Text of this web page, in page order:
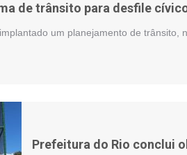
de trânsito para desfile
um planejamento de trânsito,
Prefeitura do Rio conclui